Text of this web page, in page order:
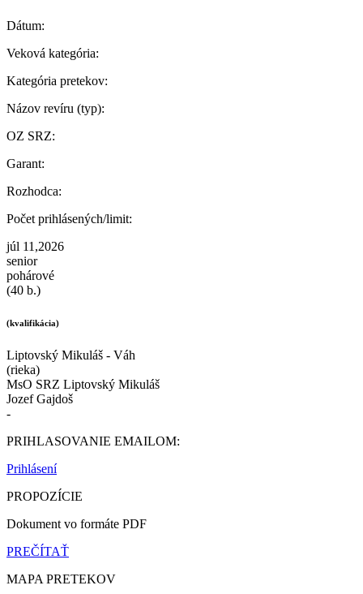
Dátum:
Veková kategória:
Kategória pretekov:
Názov revíru (typ):
OZ SRZ:
Garant:
Rozhodca:
Počet prihlásených/limit:
júl 11,2026
senior
pohárové
(40 b.)
(kvalifikácia)
Liptovský Mikuláš - Váh
(rieka)
MsO SRZ Liptovský Mikuláš
Jozef Gajdoš
-
PRIHLASOVANIE EMAILOM:
Prihlásení
PROPOZÍCIE
Dokument vo formáte PDF
PREČÍTAŤ
MAPA PRETEKOV